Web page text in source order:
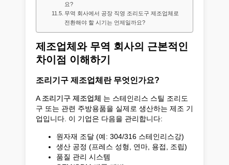
요?
무역 회사에서 공장 직영 조리도구 제조업체로
전환해야 할 시기는 언제일까요?
제조업체와 무역 회사의 근본적인
차이점 이해하기
조리기구 제조업체란 무엇인가요?
A 조리기구 제조업체 는 스테인리스 스틸 조리도
구 또는 관련 주방용품을 실제로 생산하는 제조 기
업입니다. 이 기업은 다음을 관리합니다:
원자재 조달 (예: 304/316 스테인리스강)
생산 공정 (프레스 성형, 연마, 용접, 조립)
품질 관리 시스템